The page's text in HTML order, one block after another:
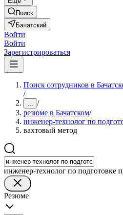
Поиск
Бачатский
Войти
Войти
Зарегистрироваться
Поиск сотрудников в
/
... /
резюме в Бачатском/
инженер-технолог по
вахтовый метод
инженер-технолог по подготовке
Резюме